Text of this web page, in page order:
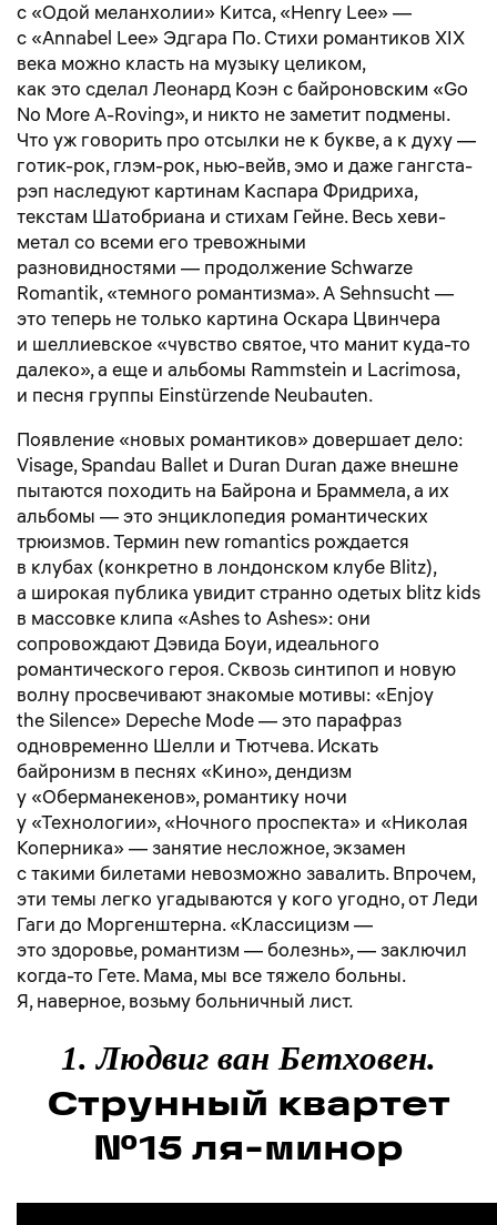
с «Одой меланхолии» Китса, «Henry Lee» —
с «Annabel Lee» Эдгара По. Стихи романтиков XIX
века можно класть на музыку целиком,
как это сделал Леонард Коэн с байроновским «Go
No More A-Roving», и никто не заметит подмены.
Что уж говорить про отсылки не к букве, а к духу —
готик-рок, глэм-рок, нью-вейв, эмо и даже гангста-
рэп наследуют картинам Каспара Фридриха,
текстам Шатобриана и стихам Гейне. Весь хеви-
метал со всеми его тревожными
разновидностями — продолжение Schwarze
Romantik, «темного романтизма». А Sehnsucht —
это теперь не только картина Оскара Цвинчера
и шеллиевское «чувство святое, что манит куда-то
далеко», а еще и альбомы Rammstein и Lacrimosa,
и песня группы Einstürzende Neubauten.
Появление «новых романтиков» довершает дело:
Visage, Spandau Ballet и Duran Duran даже внешне
пытаются походить на Байрона и Браммела, а их
альбомы — это энциклопедия романтических
трюизмов. Термин new romantics рождается
в клубах (конкретно в лондонском клубе Blitz),
а широкая публика увидит странно одетых blitz kids
в массовке клипа «Ashes to Ashes»: они
сопровождают Дэвида Боуи, идеального
романтического героя. Сквозь синтипоп и новую
волну просвечивают знакомые мотивы: «Enjoy
the Silence» Depeche Mode — это парафраз
одновременно Шелли и Тютчева. Искать
байронизм в песнях «Кино», дендизм
у «Оберманекенов», романтику ночи
у «Технологии», «Ночного проспекта» и «Николая
Коперника» — занятие несложное, экзамен
с такими билетами невозможно завалить. Впрочем,
эти темы легко угадываются у кого угодно, от Леди
Гаги до Моргенштерна. «Классицизм —
это здоровье, романтизм — болезнь», — заключил
когда-то Гете. Мама, мы все тяжело больны.
Я, наверное, возьму больничный лист.
1. Людвиг ван Бетховен.
Струнный квартет
№15 ля-минор